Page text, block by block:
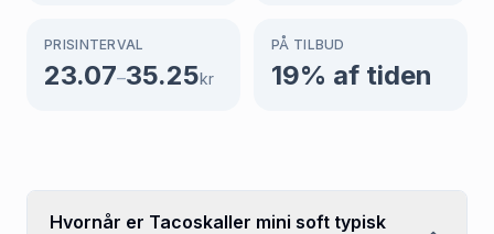
PRISINTERVAL
23.07–35.25kr
PÅ TILBUD
19% af tiden
Hvornår er Tacoskaller mini soft typisk